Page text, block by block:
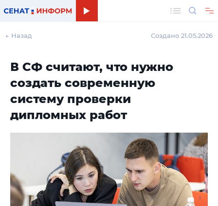
← Назад Создано 21.05.2026
В СФ считают, что нужно
создать современную
систему проверки
дипломных работ